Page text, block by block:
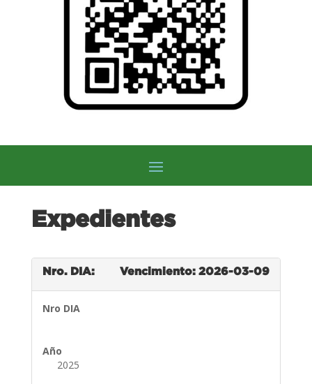
Expedientes
Nro. DIA: Vencimiento: 2026-03-09
Nro DIA
Año
2025